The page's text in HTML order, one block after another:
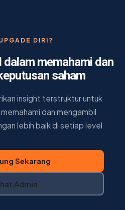
DIRI?
dalam memahami dan
saham
insight terstruktur untuk
dan mengambil
lebih baik di setiap level
Sekarang
Admin